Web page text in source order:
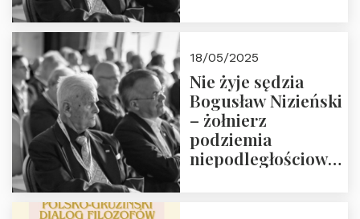
18/05/2025
Nie żyje sędzia
Bogusław Nizieński
– żołnierz
podziemia
niepodległościowego